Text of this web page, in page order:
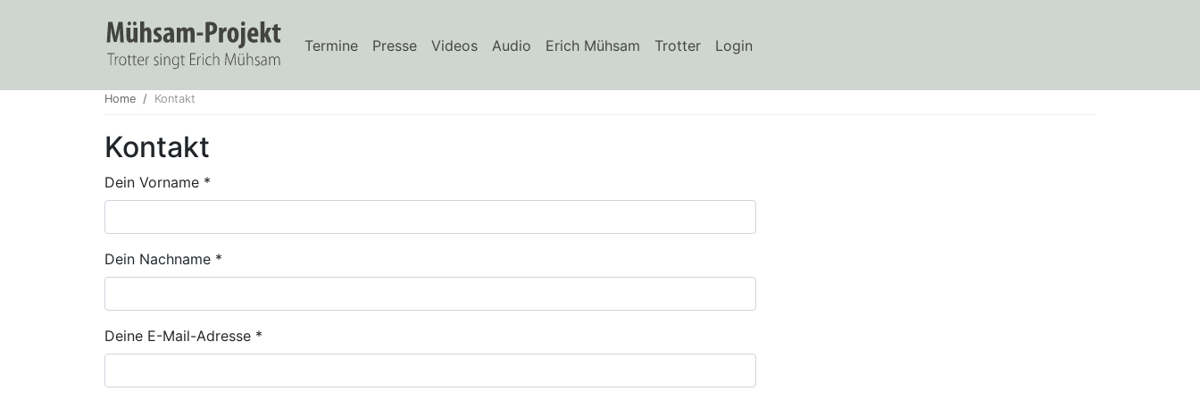
Termine Presse Videos Audio Erich Mühsam Trotter Login
Home Kontakt
Kontakt
Dein Vorname *
Dein Nachname *
Deine E-Mail-Adresse *